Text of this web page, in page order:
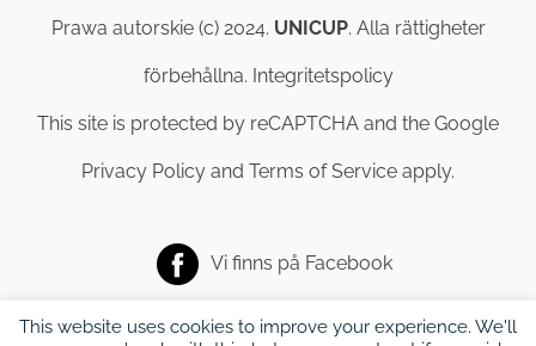
Prawa autorskie (c) 2024. UNICUP. Alla rättigheter
förbehållna. Integritetspolicy
This site is protected by reCAPTCHA and the Google
Privacy Policy and Terms of Service apply.
Vi finns på Facebook
This website uses cookies to improve your experience. We'll